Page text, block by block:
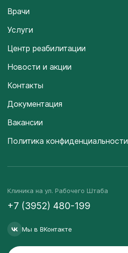
Врачи
Услуги
Центр реабилитации
Новости и акции
Контакты
Документация
Вакансии
Политика конфиденциальности
Клиника на ул. Рабочего Штаба
+7 (3952) 480-199
Мы в ВКонтакте